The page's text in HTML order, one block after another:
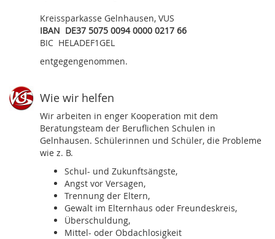
Kreissparkasse Gelnhausen, VUS
IBAN DE37 5075 0094 0000 0217 66
BIC HELADEF1GEL
entgegengenommen.
Wie wir helfen
Wir arbeiten in enger Kooperation mit dem
Beratungsteam der Beruflichen Schulen in
Gelnhausen. Schülerinnen und Schüler, die Probleme
wie z. B.
Schul- und Zukunftsängste,
Angst vor Versagen,
Trennung der Eltern,
Gewalt im Elternhaus oder Freundeskreis,
Überschuldung,
Mittel- oder Obdachlosigkeit